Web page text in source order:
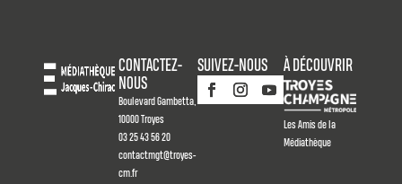
CONTACTEZ-
NOUS
Boulevard Gambetta,
10000 Troyes
03 25 43 56 20
contactmgt@troyes-
cm.fr
SUIVEZ-NOUS À DÉCOUVRIR
Les Amis de la
Médiathèque